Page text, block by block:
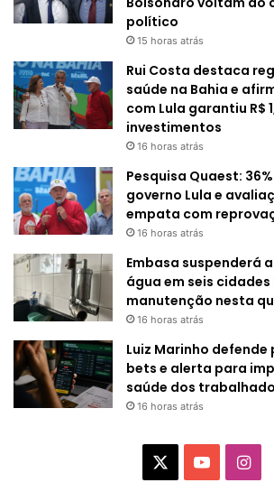
político
15 horas atrás
Rui Costa destaca
saúde na Bahia e
com Lula garantiu R$
investimentos
16 horas atrás
Pesquisa Quaest:
governo Lula e
empata com
16 horas atrás
Embasa suspenderá
água em seis
manutenção nesta
16 horas atrás
Luiz Marinho
bets e alerta para
saúde dos
16 horas atrás
I